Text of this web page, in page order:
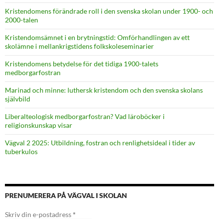
Kristendomens förändrade roll i den svenska skolan under 1900- och
2000-talen
Kristendomsämnet i en brytningstid: Omförhandlingen av ett
skolämne i mellankrigstidens folkskoleseminarier
Kristendomens betydelse för det tidiga 1900-talets
medborgarfostran
Marinad och minne: luthersk kristendom och den svenska skolans
självbild
Liberalteologisk medborgarfostran? Vad läroböcker i
religionskunskap visar
Vägval 2 2025: Utbildning, fostran och renlighetsideal i tider av
tuberkulos
PRENUMERERA PÅ VÄGVAL I SKOLAN
Skriv din e-postadress*